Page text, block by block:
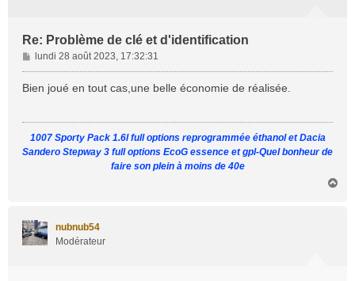
Re: Problème de clé et d'identification
M
e
s
e
lundi 28 août 2023, 17:32:31
Bien joué en tout cas,une belle économie de réalisée.
1007 Sporty Pack 1.6l full options reprogrammée éthanol et Dacia
Sandero Stepway 3 full options EcoG essence et gpl-Quel bonheur de
faire son plein à moins de 40e
nubnub54
Modérateur